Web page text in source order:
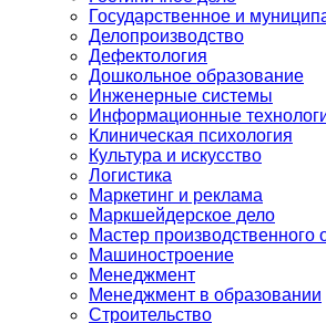
Государственное и
Делопроизводство
Дефектология
Дошкольное образование
Инженерные системы
Информационные
Клиническая психология
Культура и искусство
Логистика
Маркетинг и реклама
Маркшейдерское дело
Мастер производственного
Машиностроение
Менеджмент
Менеджмент в образовании
Строительство